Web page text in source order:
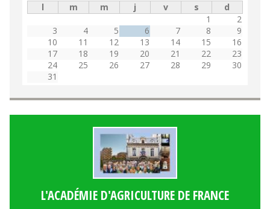
l m m j v s
d
1
2
3
4 5 6 7 8
9
10
11 12 13 14 15
16
17
18 19 20 21 22
23
24
25 26 27 28 29
30
31
L'ACADÉMIE D'AGRICULTURE DE FRANCE